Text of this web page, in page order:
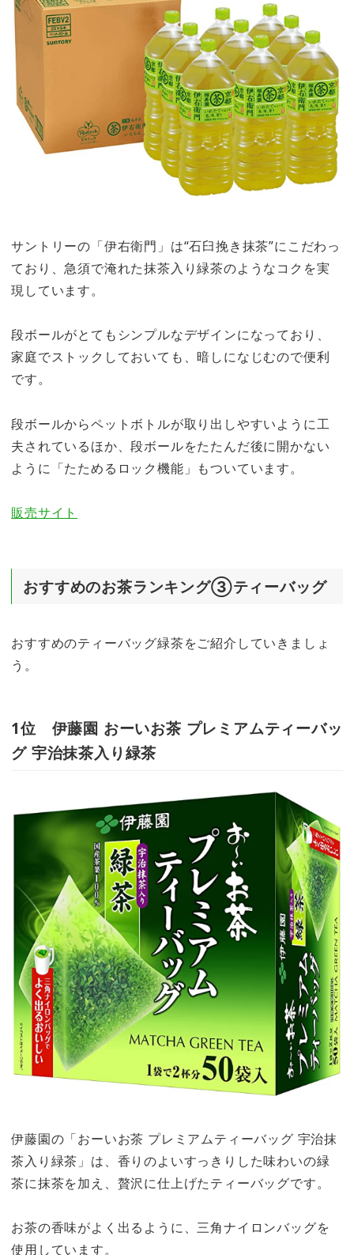
サントリーの「伊右衛門」は“石臼挽き抹茶”にこだわっ
ており、急須で淹れた抹茶入り緑茶のようなコクを実
現しています。
段ボールがとてもシンプルなデザインになっており、
家庭でストックしておいても、暗しになじむので便利
です。
段ボールからペットボトルが取り出しやすいように工
夫されているほか、段ボールをたたんだ後に開かない
ように「たためるロック機能」もついています。
販売サイト
おすすめのお茶ランキング③ティーバッグ
おすすめのティーバッグ緑茶をご紹介していきましょ
う。
1位 伊藤園 おーいお茶 プレミアムティーバッ
グ 宇治抹茶入り緑茶
伊藤園の「おーいお茶 プレミアムティーバッグ 宇治抹
茶入り緑茶」は、香りのよいすっきりした味わいの緑
茶に抹茶を加え、贅沢に仕上げたティーバッグです。
お茶の香味がよく出るように、三角ナイロンバッグを
使用しています。